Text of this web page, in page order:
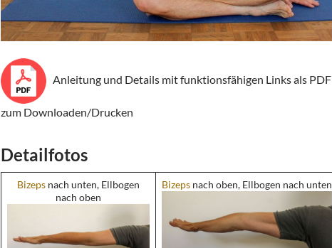
Anleitung und Details mit funktionsfähigen Links als PDF
zum Downloaden/Drucken
Detailfotos
Bizepsnach unten, Ellbogen
nach oben
Bizepsnach oben, Ellbogen nach unten